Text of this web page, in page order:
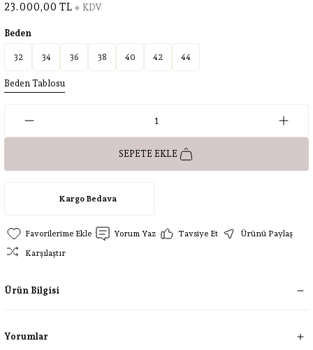
23.000,00 TL + KDV
Beden
32 34 36 38 40 42 44
Beden Tablosu
SEPETE EKLE
Kargo Bedava
Yorum Yaz Tavsiye Et
Ürünü Paylaş
Karşılaştır
Ürün Bilgisi
Yorumlar